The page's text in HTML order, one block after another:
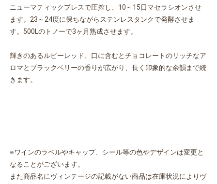
ニューマティックプレスで圧搾し、10～15日マセラシオンさせ
ます。23～24度に保ちながらステンレスタンクで発酵させま
す。500Lのトノーで3ヶ月熟成させます。
輝きのあるルビーレッド、口に含むとチョコレートのリッチなア
ロマとブラックベリーの香りが広がり、長く印象的な余韻まで続
きます。
※ワインのラベルやキャップ、シール等の色やデザインは変更と
なることがございます。
また商品名にヴィンテージの記載がない商品は在庫状況によりヴ